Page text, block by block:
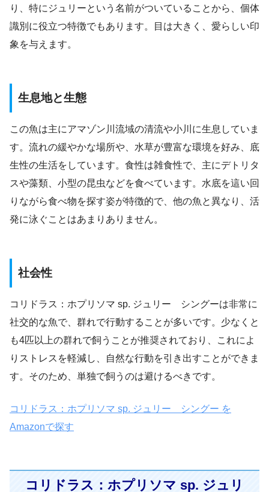
り、特にジュリーという名前がついていることから、個体
識別に役立つ特徴でもあります。目は大きく、愛らしい印
象を与えます。
生息地と生態
この魚は主にアマゾン川流域の清流や小川に生息していま
す。流れの緩やかな場所や、水草が豊富な環境を好み、底
生性の生活をしています。食性は雑食性で、主にデトリタ
スや藻類、小型の昆虫などを食べています。水底を這い回
りながら食べ物を探す姿が特徴的で、他の魚と異なり、活
発に泳ぐことはあまりありません。
社会性
コリドラス：ホプリソマ sp. ジュリー シングーは非常に
社交的な魚で、群れで行動することが多いです。少なくと
も4匹以上の群れで飼うことが推奨されており、これによ
りストレスを軽減し、自然な行動を引き出すことができま
す。そのため、単独で飼うのは避けるべきです。
コリドラス：ホプリソマ sp. ジュリー シングー を
Amazonで探す
コリドラス：ホプリソマ sp. ジュリ